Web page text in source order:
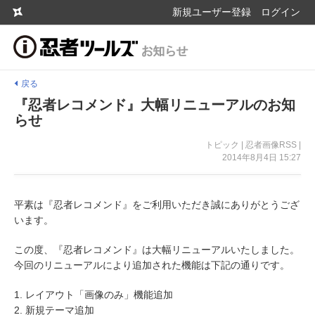
新規ユーザー登録 ログイン
戻る
『忍者レコメンド』大幅リニューアルのお知
らせ
トピック | 忍者画像RSS |
2014年8月4日 15:27
平素は『忍者レコメンド』をご利用いただき誠にありがとうござ
います。
この度、『忍者レコメンド』は大幅リニューアルいたしました。
今回のリニューアルにより追加された機能は下記の通りです。
1. レイアウト「画像のみ」機能追加
2. 新規テーマ追加